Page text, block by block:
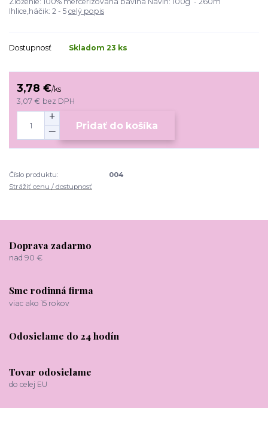
Ihlice,háčik: 2 - 5 celý popis
Dostupnosť Skladom 23 ks
3,78 €/ks
3,07 € bez DPH
Pridať do košíka
Číslo produktu:
004
Strážiť cenu / dostupnosť
Doprava zadarmo
nad 90 €
Sme rodinná firma
viac ako 15 rokov
Odosielame do 24 hodín
Tovar odosielame
do celej EU